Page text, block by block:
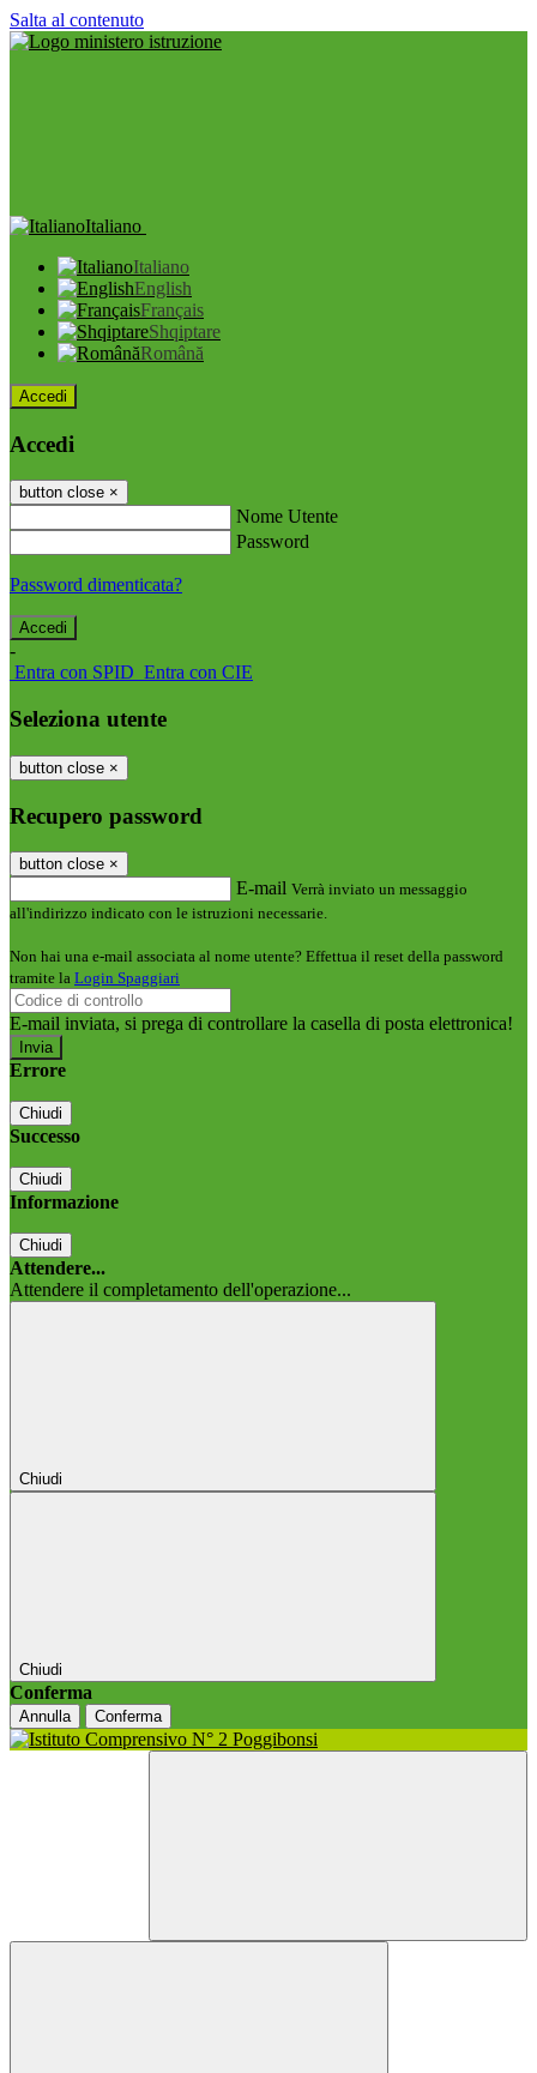
Salta al contenuto
Italiano
Italiano
English
Français
Shqiptare
Română
Accedi
Accedi
button close ×
Nome Utente
Password
Password dimenticata?
-
Entra con SPID Entra con CIE
Seleziona utente
button close ×
Recupero password
button close ×
E-mail Verrà inviato un messaggio
all'indirizzo indicato con le istruzioni necessarie.
Non hai una e-mail associata al nome utente? Effettua il reset della password
tramite la Login Spaggiari
E-mail inviata, si prega di controllare la casella di posta elettronica!
Errore
Chiudi
Successo
Chiudi
Informazione
Chiudi
Attendere...
Attendere il completamento dell'operazione...
Chiudi
Chiudi
Conferma
Annulla Conferma